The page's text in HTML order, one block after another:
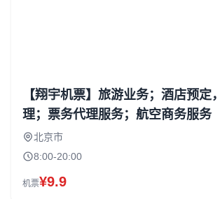
【翔宇机票】旅游业务；酒店预定
理；票务代理服务；航空商务服务
北京市
8:00-20:00
机票¥9.9